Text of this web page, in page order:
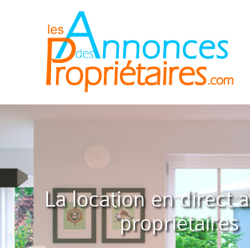
La location en direct
propriétaires